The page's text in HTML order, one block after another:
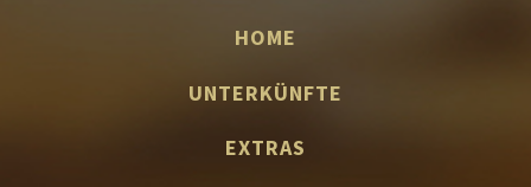
HOME
UNTERKÜNFTE
EXTRAS